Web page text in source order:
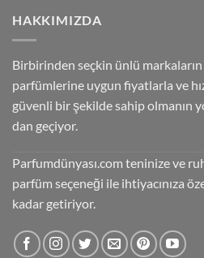
HAKKIMIZDA
Birbirinden seçkin ünlü
parfümlerine uygun fiyatlarla ve
güvenli bir şekilde sahip olmanın
dan geçiyor.
Parfumdünyası.com teninize ve
parfüm seçeneği ile ihtiyacınıza
kadar getiriyor.